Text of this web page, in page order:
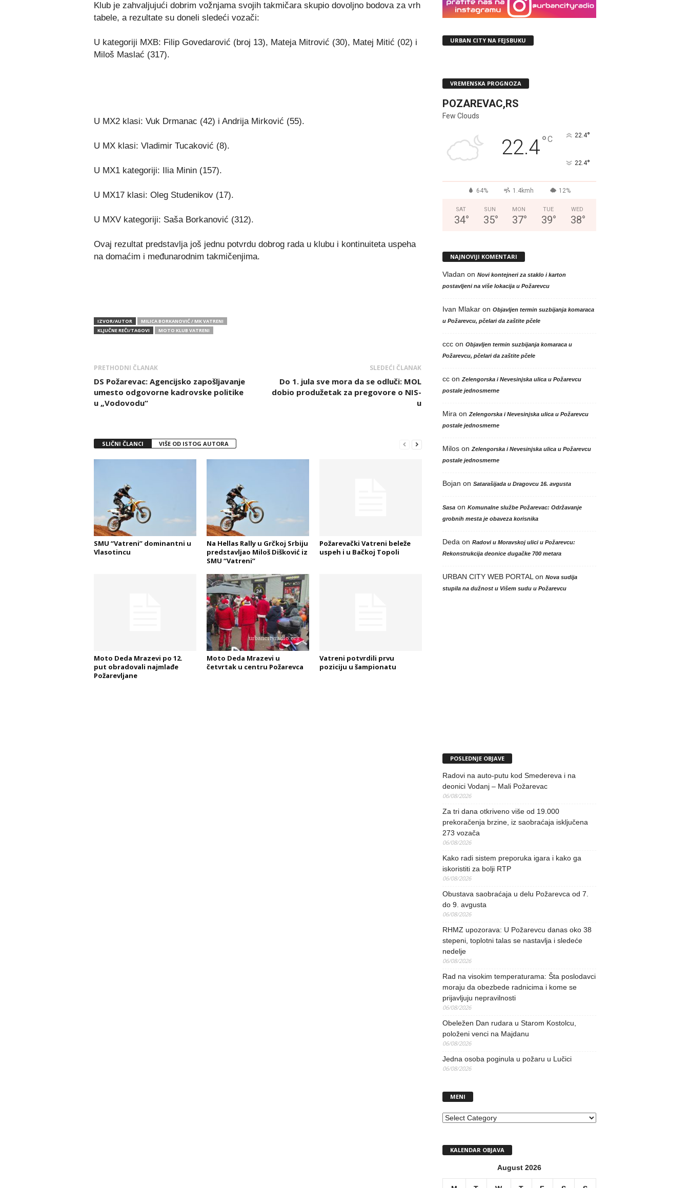
Klub je zahvaljujući dobrim vožnjama svojih takmičara skupio dovoljno bodova za vrh
tabele, a rezultate su doneli sledeći vozači:
U kategoriji MXB: Filip Govedarović (broj 13), Mateja Mitrović (30), Matej Mitić (02) i
Miloš Maslać (317).
U MX2 klasi: Vuk Drmanac (42) i Andrija Mirković (55).
U MX klasi: Vladimir Tucaković (8).
U MX1 kategoriji: Ilia Minin (157).
U MX17 klasi: Oleg Studenikov (17).
U MXV kategoriji: Saša Borkanović (312).
Ovaj rezultat predstavlja još jednu potvrdu dobrog rada u klubu i kontinuiteta uspeha
na domaćim i međunarodnim takmičenjima.
IZVOR/AUTOR
MILICA BORKANOVIĆ / MK VATRENI
KLJUČNE REČI/TAGOVI
MOTO KLUB VATRENI
PRETHODNI ČLANAK
DS Požarevac: Agencijsko zapošljavanje
umesto odgovorne kadrovske politike
u „Vodovodu“
SLEDEĆI ČLANAK
Do 1. jula sve mora da se odluči: MOL
dobio produžetak za pregovore o NIS-
u
SLIČNI ČLANCI VIŠE OD ISTOG AUTORA
SMU “Vatreni” dominantni u
Vlasotincu
Na Hellas Rally u Grčkoj Srbiju
predstavljao Miloš Dišković iz
SMU “Vatreni”
Požarevački Vatreni beleže
uspeh i u Bačkoj Topoli
Moto Deda Mrazevi po 12.
put obradovali najmlađe
Požarevljane
Moto Deda Mrazevi u
četvrtak u centru Požarevca
Vatreni potvrdili prvu
poziciju u šampionatu
URBAN CITY NA FEJSBUKU
VREMENSKA PROGNOZA
POZAREVAC,RS
Few Clouds
22.4°C 22.4°
22.4°
64% 1.4kmh 12%
SAT
34°
SUN
35°
MON
37°
TUE
39°
WED
38°
NAJNOVIJI KOMENTARI
Vladan on Novi kontejneri za staklo i karton
postavljeni na više lokacija u Požarevcu
Ivan Mlakaron Objavljen termin suzbijanja komaraca
u Požarevcu, pčelari da zaštite pčele
cccon Objavljen termin suzbijanja komaraca u
Požarevcu, pčelari da zaštite pčele
ccon Zelengorska i Nevesinjska ulica u Požarevcu
postale jednosmerne
Mira on Zelengorska i Nevesinjska ulica u Požarevcu
postale jednosmerne
Miloson Zelengorska i Nevesinjska ulica u Požarevcu
postale jednosmerne
Bojan on Satarašijada u Dragovcu 16. avgusta
Sasaon Komunalne službe Požarevac: Održavanje
grobnih mesta je obaveza korisnika
Deda on Radovi u Moravskoj ulici u Požarevcu:
Rekonstrukcija deonice dugačke 700 metara
URBAN CITY WEB PORTAL on Nova sudija
stupila na dužnost u Višem sudu u Požarevcu
POSLEDNJE OBJAVE
Radovi na auto-putu kod Smedereva i na
deonici Vodanj – Mali Požarevac
06/08/2026
Za tri dana otkriveno više od 19.000
prekoračenja brzine, iz saobraćaja isključena
273 vozača
06/08/2026
Kako radi sistem preporuka igara i kako ga
iskoristiti za bolji RTP
06/08/2026
Obustava saobraćaja u delu Požarevca od 7.
do 9. avgusta
06/08/2026
RHMZ upozorava: U Požarevcu danas oko 38
stepeni, toplotni talas se nastavlja i sledeće
nedelje
06/08/2026
Rad na visokim temperaturama: Šta poslodavci
moraju da obezbede radnicima i kome se
prijavljuju nepravilnosti
06/08/2026
Obeležen Dan rudara u Starom Kostolcu,
položeni venci na Majdanu
06/08/2026
Jedna osoba poginula u požaru u Lučici
06/08/2026
MENI
MENI
KALENDAR OBJAVA
August 2026